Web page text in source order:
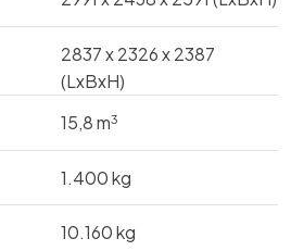
​2837 x 2326 x 2387
(LxBxH)
​15,8 m3
1.400 kg
10.160 kg